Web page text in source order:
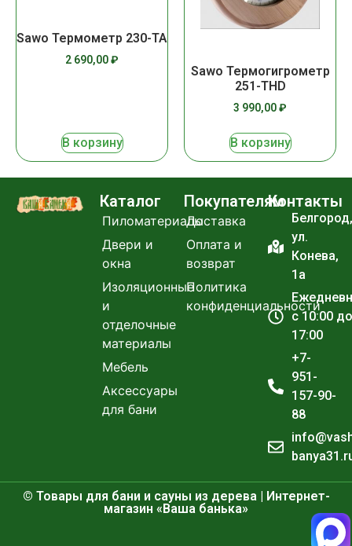
Sawo Термометр 230-TA
2 690,00₽
В корзину
Sawo Термогигрометр
251-THD
3 990,00₽
В корзину
Каталог
Пиломатериалы
Двери и
окна
Изоляционные
и
отделочные
материалы
Мебель
Аксессуары
для бани
Покупателям
Доставка
Оплата и
возврат
Политика
конфиденциальности
Контакты
Белгород,
ул.
Конева,
1а
с 10:00 до
17:00
+7-
951-
157-90-
88
© Товары для бани и сауны из дерева | Интернет-
магазин «Ваша банька»